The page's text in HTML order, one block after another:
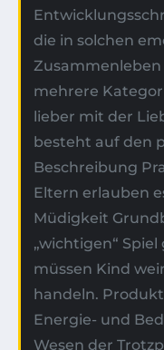
die in solchen
Zusammenleben
mehrere
lieber mit der
besteht auf den
Beschreibung
Eltern erlauben
Müdigkeit
„wichtigen“
müssen Kind
handeln.
Energie- und
Wesen der